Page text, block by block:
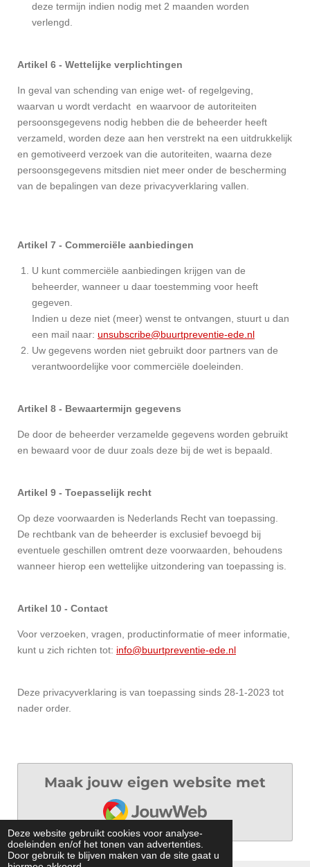
Deze website gebruikt cookies voor analyse-
doeleinden en/of het tonen van advertenties.
Door gebruik te blijven maken van de site gaat u
deze termijn indien nodig met 2 maanden worden
verlengd.
Artikel 6 - Wettelijke verplichtingen
In geval van schending van enige wet- of regelgeving,
waarvan u wordt verdacht en waarvoor de autoriteiten
persoonsgegevens nodig hebben die de beheerder heeft
verzameld, worden deze aan hen verstrekt na een uitdrukkelijk
en gemotiveerd verzoek van die autoriteiten, waarna deze
persoonsgegevens mitsdien niet meer onder de bescherming
van de bepalingen van deze privacyverklaring vallen.
Artikel 7 - Commerciële aanbiedingen
U kunt commerciële aanbiedingen krijgen van de
beheerder, wanneer u daar toestemming voor heeft
gegeven.
Indien u deze niet (meer) wenst te ontvangen, stuurt u dan
een mail naar: unsubscribe@buurtpreventie-ede.nl
Uw gegevens worden niet gebruikt door partners van de
verantwoordelijke voor commerciële doeleinden.
Artikel 8 - Bewaartermijn gegevens
De door de beheerder verzamelde gegevens worden gebruikt
en bewaard voor de duur zoals deze bij de wet is bepaald.
Artikel 9 - Toepasselijk recht
Op deze voorwaarden is Nederlands Recht van toepassing.
De rechtbank van de beheerder is exclusief bevoegd bij
eventuele geschillen omtrent deze voorwaarden, behoudens
wanneer hierop een wettelijke uitzondering van toepassing is.
Artikel 10 - Contact
Voor verzoeken, vragen, productinformatie of meer informatie,
kunt u zich richten tot: info@buurtpreventie-ede.nl
Deze privacyverklaring is van toepassing sinds 28-1-2023 tot
nader order.
Maak jouw eigen website met
JouwWeb